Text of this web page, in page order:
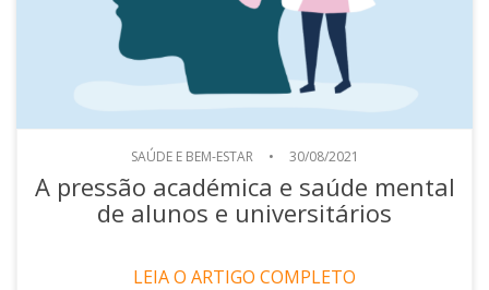
SAÚDE E BEM-ESTAR • 30/08/2021
A pressão académica e saúde mental
de alunos e universitários
LEIA O ARTIGO COMPLETO